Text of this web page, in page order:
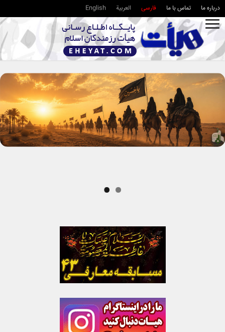
درباره ما تماس با ما فارسی العربية English